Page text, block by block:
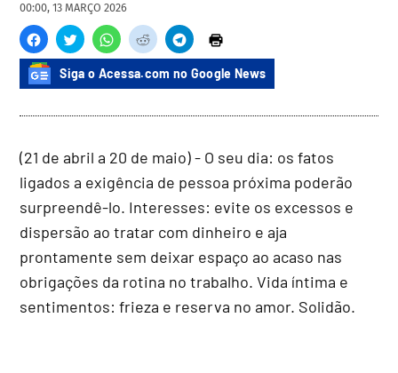
00:00, 13 MARÇO 2026
Siga o Acessa.com no Google News
(21 de abril a 20 de maio) - O seu dia: os fatos
ligados a exigência de pessoa próxima poderão
surpreendê-lo. Interesses: evite os excessos e
dispersão ao tratar com dinheiro e aja
prontamente sem deixar espaço ao acaso nas
obrigações da rotina no trabalho. Vida íntima e
sentimentos: frieza e reserva no amor. Solidão.